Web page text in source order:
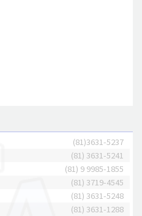
(81)3631-5237
(81) 3631-5241
(81) 9 9985-1855
(81) 3719-4545
(81) 3631-5248
(81) 3631-1288